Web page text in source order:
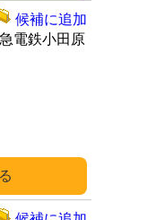
電鉄小田原
候補に追加